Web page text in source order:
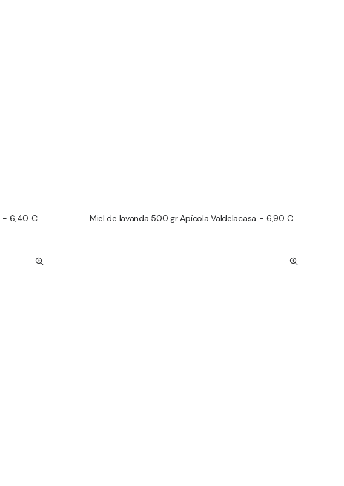
6,40 €
AÑADIR AL CARRITO
Miel de lavanda 500 gr Apícola Valdelacasa 6,90€